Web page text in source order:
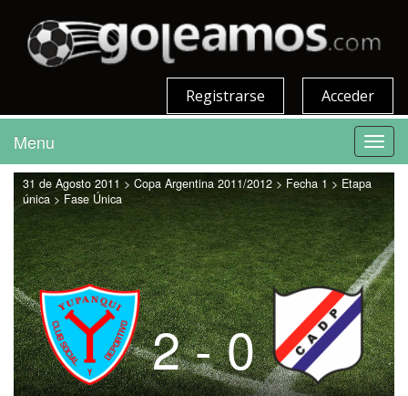
Acceder
Registrarse
Menu
31 de Agosto 2011 > Copa Argentina 2011/2012 > Fecha 1 > Etapa
única > Fase Única
2 - 0